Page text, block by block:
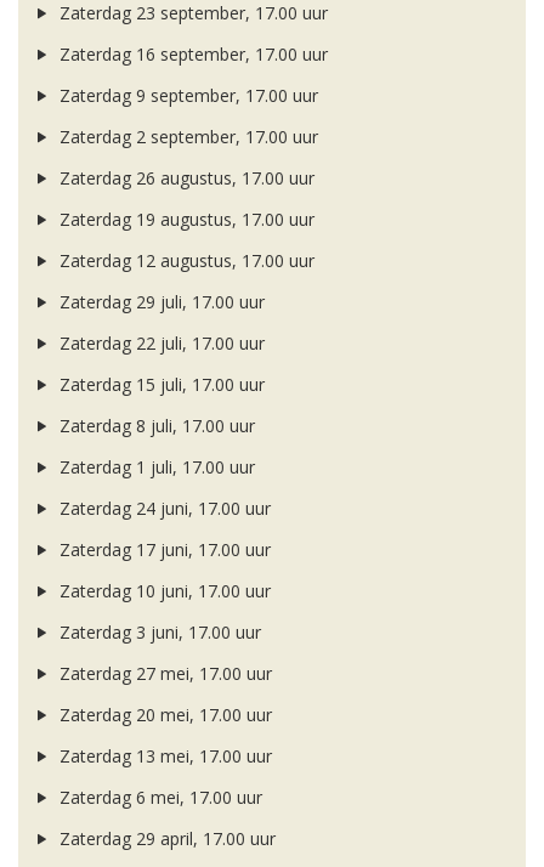
Zaterdag 23 september, 17.00 uur
Zaterdag 16 september, 17.00 uur
Zaterdag 9 september, 17.00 uur
Zaterdag 2 september, 17.00 uur
Zaterdag 26 augustus, 17.00 uur
Zaterdag 19 augustus, 17.00 uur
Zaterdag 12 augustus, 17.00 uur
Zaterdag 29 juli, 17.00 uur
Zaterdag 22 juli, 17.00 uur
Zaterdag 15 juli, 17.00 uur
Zaterdag 8 juli, 17.00 uur
Zaterdag 1 juli, 17.00 uur
Zaterdag 24 juni, 17.00 uur
Zaterdag 17 juni, 17.00 uur
Zaterdag 10 juni, 17.00 uur
Zaterdag 3 juni, 17.00 uur
Zaterdag 27 mei, 17.00 uur
Zaterdag 20 mei, 17.00 uur
Zaterdag 13 mei, 17.00 uur
Zaterdag 6 mei, 17.00 uur
Zaterdag 29 april, 17.00 uur